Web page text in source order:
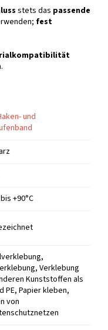
stets das passende
fest
und
+90°C
Verklebung
Kunststoffen als
PE, Papier kleben,
von